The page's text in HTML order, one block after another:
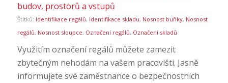
budov, prostorů a vstupů
Štítků: Identifikace regálů, Identifikace skladu, Nosnost buňky, Nosnost
regálů, Nosnost sloupce, Označení regálů, Označení skladů
Využitím označení regálů můžete zamezit
zbytečným nehodám na vašem pracovišti. Jasně
informujete své zaměstnance o bezpečnostních